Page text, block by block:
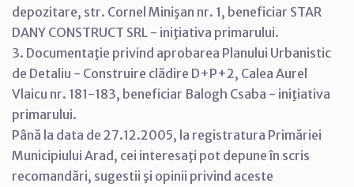
depozitare, str. Cornel Minişan nr. 1, beneficiar STAR
DANY CONSTRUCT SRL - iniţiativa primarului.
3. Documentaţie privind aprobarea Planului Urbanistic
de Detaliu - Construire clădire D+P+2, Calea Aurel
Vlaicu nr. 181-183, beneficiar Balogh Csaba - iniţiativa
primarului.
Până la data de 27.12.2005, la registratura Primăriei
Municipiului Arad, cei interesaţi pot depune în scris
recomandări, sugestii şi opinii privind aceste